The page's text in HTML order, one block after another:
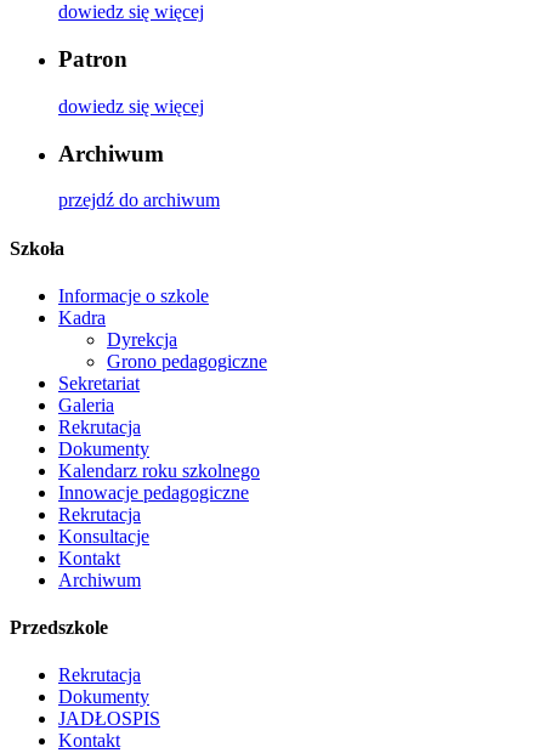
dowiedz się więcej
Patron
dowiedz się więcej
Archiwum
przejdź do archiwum
Szkoła
Informacje o szkole
Kadra
Dyrekcja
Grono pedagogiczne
Sekretariat
Galeria
Rekrutacja
Dokumenty
Kalendarz roku szkolnego
Innowacje pedagogiczne
Rekrutacja
Konsultacje
Kontakt
Archiwum
Przedszkole
Rekrutacja
Dokumenty
JADŁOSPIS
Kontakt